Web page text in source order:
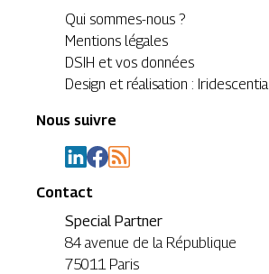
Qui sommes-nous ?
Mentions légales
DSIH et vos données
Design et réalisation : Iridescentia
Nous suivre
Contact
Special Partner
84 avenue de la République
75011 Paris